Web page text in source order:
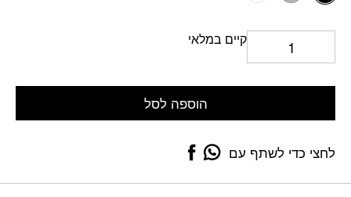
קיים במלאי
הוספה לסל
לחצי כדי לשתף עם